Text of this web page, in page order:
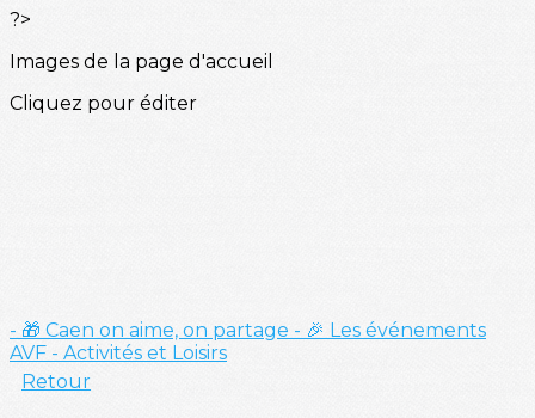
?>
Images de la page d'accueil
Cliquez pour éditer
- 🎁 Caen on aime, on partage - 🎉 Les événements
AVF - Activités et Loisirs
Retour